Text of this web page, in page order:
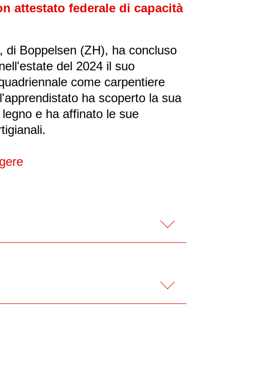
attestato federale di capacità
di Boppelsen (ZH), ha concluso
del 2024 il suo
come carpentiere
ha scoperto la sua
e ha affinato le sue